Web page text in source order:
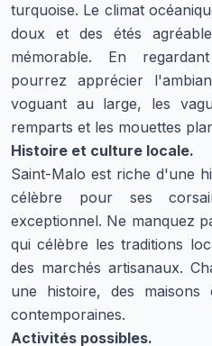
turquoise. Le climat
doux et des étés
mémorable. En
pourrez apprécier
voguant au large, les
remparts et les mouettes
Histoire et culture locale.
Saint-Malo est riche d'une
célèbre pour ses
exceptionnel. Ne manquez
qui célèbre les traditions
des marchés artisanaux.
une histoire, des
contemporaines.
Activités possibles.